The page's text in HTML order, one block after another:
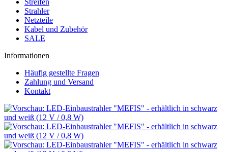
Streifen
Strahler
Netzteile
Kabel und Zubehör
SALE
Informationen
Häufig gestellte Fragen
Zahlung und Versand
Kontakt